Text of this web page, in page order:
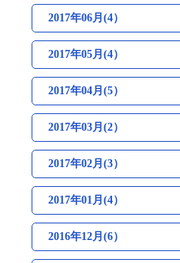
2017年06月(4）
2017年05月(4）
2017年04月(5）
2017年03月(2）
2017年02月(3）
2017年01月(4）
2016年12月(6）